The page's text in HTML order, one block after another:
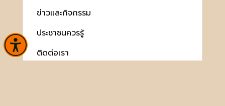
ข่าวและกิจกรรม
ประชาชนควรรู้
ติดต่อเรา